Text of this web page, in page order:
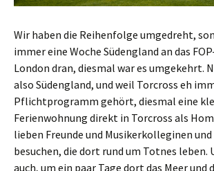
Wir haben die Reihenfolge umgedreht,
immer eine Woche Südengland an das
London dran, diesmal war es umgekehrt.
also Südengland, und weil Torcross eh
Pflichtprogramm gehört, diesmal eine
Ferienwohnung direkt in Torcross als
lieben Freunde und Musikerkolleginen
besuchen, die dort rund um Totnes leben.
auch, um ein paar Tage dort das Meer und